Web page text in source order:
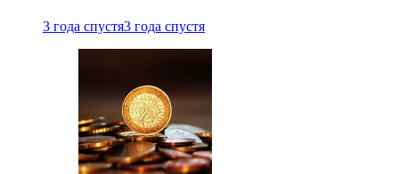
3 года спустя3 года спустя